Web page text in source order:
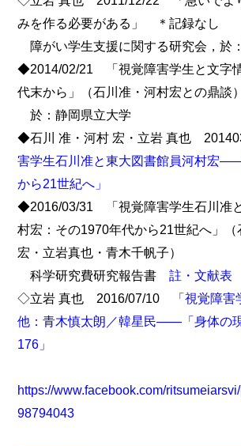
みを作る必要がある」 ＊記録なし
障がい学生支援に関する研究会，於
◆2014/02/21 「視覚障害学生と文字
代末から」（石川准・河村宏との鼎談）
於：静岡県立大学
◆石川 准・河村 宏・立岩 真也
害学生石川准と東大図書館員河村宏
から21世紀へ」
◆2016/03/31 「視覚障害学生石川准
村宏：その1970年代から21世紀へ」（
宏・立岩真也・青木千帆子）
科学研究費研究報告書註・文献表
◇立岩 真也 2016/07/10
「視覚障
他：青木慎太朗／韓星民――「身体の
176」
https://www.facebook.com/
98794043